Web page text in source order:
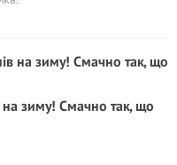
на зиму! Смачно так, що